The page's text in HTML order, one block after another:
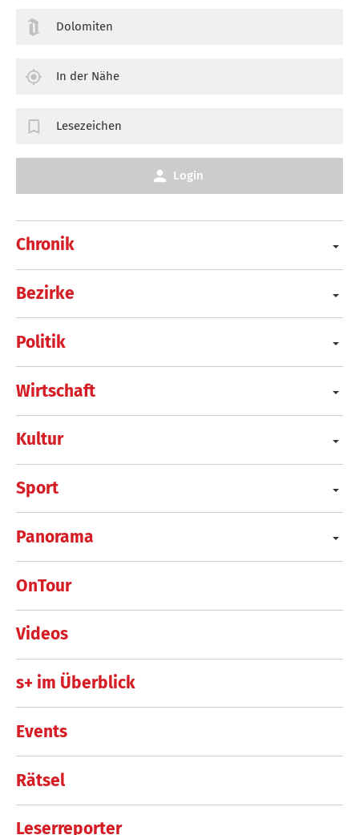
Chronik
Bezirke
Politik
Wirtschaft
Kultur
Sport
Panorama
OnTour
Videos
s+ im Überblick
Events
Rätsel
Leserreporter
Dolomiten
In der Nähe
Lesezeichen
Login